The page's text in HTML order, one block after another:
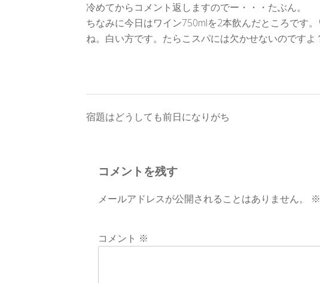
冷めてからコメント返しますのでー・・・たぶん。
ちなみに今日はワイン750mlを2本飲んだところです
ね。白い方です。たらこスパには欠かせないのですよ
投
ナ
ー
宿題はどうしても前日になりがち
コメントを残す
メールアドレスが公開されることはありません。 ※
コメント ※